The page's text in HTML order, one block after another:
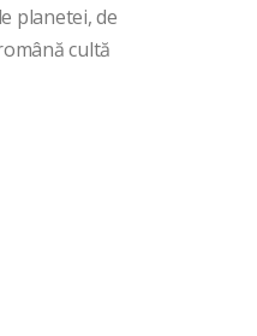
planetei, de
cultă